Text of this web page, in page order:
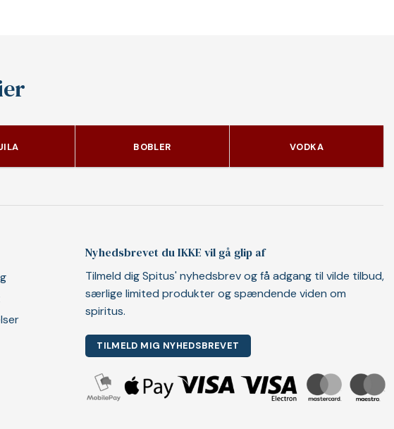
BOBLER VODKA
Nyhedsbrevet du IKKE vil gå glip af
Tilmeld dig Spitus' nyhedsbrev og få adgang til vilde tilbud,
særlige limited produkter og spændende viden om
spiritus.
TILMELD MIG NYHEDSBREVET